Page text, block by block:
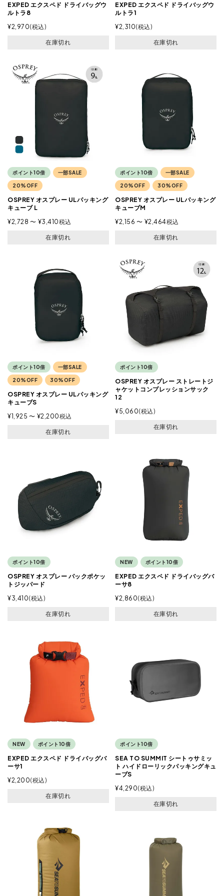
EXPED エクスペド ドライバッグウ
ルトラ8
¥2,970 税込
在庫切れ
EXPED エクスペド ドライバッグウ
ルトラ1
¥2,310 税込
在庫切れ
ポイント10倍 一部SALE
20%OFF
OSPREY オスプレー ULパッキング
キューブ L
¥2,728 〜 ¥3,410税込
在庫切れ
ポイント10倍 一部SALE
20%OFF 30%OFF
OSPREY オスプレー ULパッキング
キューブM
¥2,156 〜 ¥2,464税込
在庫切れ
ポイント10倍 一部SALE
20%OFF 30%OFF
OSPREY オスプレー ULパッキング
キューブS
¥1,925 〜 ¥2,200税込
在庫切れ
ポイント10倍
OSPREY オスプレー ストレートジ
ャケットコンプレッションサック
12
¥5,060 税込
在庫切れ
ポイント10倍
OSPREY オスプレー パックポケッ
トジッパード
¥3,410 税込
在庫切れ
NEW ポイント10倍
EXPED エクスペド ドライバッグバ
ーサ8
¥2,860 税込
在庫切れ
NEW ポイント10倍
EXPED エクスペド ドライバッグバ
ーサ1
¥2,200 税込
在庫切れ
ポイント10倍
SEA TO SUMMIT シートゥサミッ
ト ハイドローリックパッキングキュ
ーブS
¥4,290 税込
在庫切れ